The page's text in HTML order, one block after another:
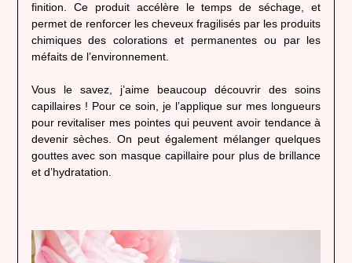
finition. Ce produit accélère le temps de séchage, et
permet de renforcer les cheveux fragilisés par les produits
chimiques des colorations et permanentes ou par les
méfaits de l’environnement.
Vous le savez, j’aime beaucoup découvrir des soins
capillaires ! Pour ce soin, je l’applique sur mes longueurs
pour revitaliser mes pointes qui peuvent avoir tendance à
devenir sèches. On peut également mélanger quelques
gouttes avec son masque capillaire pour plus de brillance
et d’hydratation.